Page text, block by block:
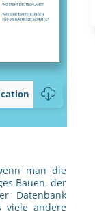
man die
Bauen, der
Datenbank
viele andere